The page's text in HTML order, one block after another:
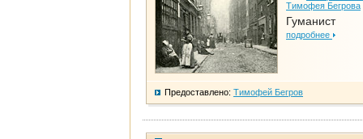
Тимофея Бегрова
Гуманист
подробнее
Предоставлено: Тимофей Бегров